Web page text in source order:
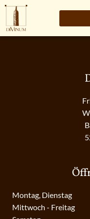
Montag, Dienstag
Mittwoch - Freitag